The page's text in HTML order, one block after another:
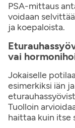
PSA-mittaus
voidaan
ja koepaloista.
vai
Jokaiselle
esimerkiksi iän
Tuolloin
haittaa kuin itse